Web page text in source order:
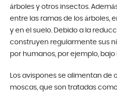
árboles y otros insectos.
entre las ramas de los árboles,
y en el suelo. Debido a la
construyen regularmente sus
por humanos, por ejemplo, bajo
Los avispones se alimentan de
moscas, que son tratadas